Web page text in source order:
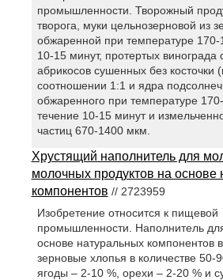
промышленности. Творожный
творога, муки цельнозерновой из
обжаренной при температуре 170-
10-15 минут, протертых винограда
абрикосов сушенных без косточки
соотношении 1:1 и ядра
обжаренного при температуре
течение 10-15 минут и
частиц 670-1400 мкм.
Хрустящий наполнитель для
молочных продуктов на основе
компонентов // 2723959
Изобретение относится к пищевой
промышленности. Наполнитель
основе натуральных компонентов
зерновые хлопья в количестве 50-
ягоды – 2-10 %, орехи – 2-20 % и